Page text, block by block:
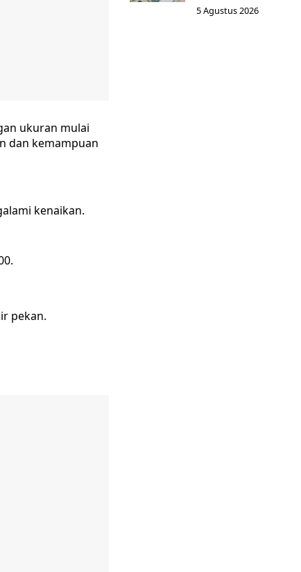
ukuran mulai
dan kemampuan
kenaikan.
pekan.
5 Agustus 2026